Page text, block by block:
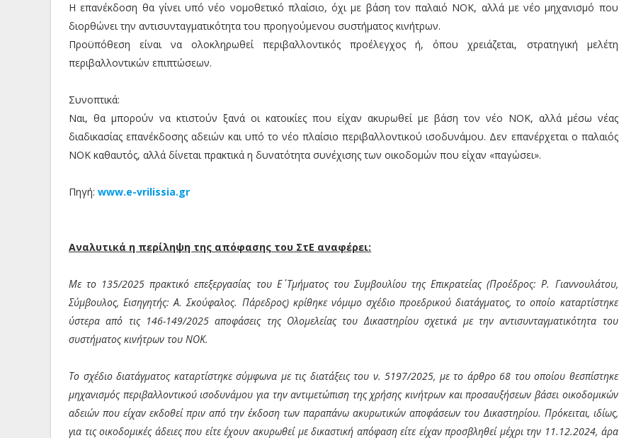
Η επανέκδοση θα γίνει υπό νέο νομοθετικό πλαίσιο, όχι με βάση τον παλαιό ΝΟΚ, αλλά με νέο μηχανισμό που
διορθώνει την αντισυνταγματικότητα του προηγούμενου συστήματος κινήτρων.
Προϋπόθεση είναι να ολοκληρωθεί περιβαλλοντικός προέλεγχος ή, όπου χρειάζεται, στρατηγική μελέτη
περιβαλλοντικών επιπτώσεων.
Συνοπτικά:
Ναι, θα μπορούν να κτιστούν ξανά οι κατοικίες που είχαν ακυρωθεί με βάση τον νέο ΝΟΚ, αλλά μέσω νέας
διαδικασίας επανέκδοσης αδειών και υπό το νέο πλαίσιο περιβαλλοντικού ισοδυνάμου. Δεν επανέρχεται ο παλαιός
ΝΟΚ καθαυτός, αλλά δίνεται πρακτικά η δυνατότητα συνέχισης των οικοδομών που είχαν «παγώσει».
Πηγή: www.e-vrilissia.gr
Αναλυτικά η περίληψη της απόφασης του ΣτΕ αναφέρει:
Με το 135/2025 πρακτικό επεξεργασίας του Ε΄ Τμήματος του Συμβουλίου της Επικρατείας (Προέδρος: Ρ. Γιαννουλάτου,
Σύμβουλος, Εισηγητής: Α. Σκούφαλος. Πάρεδρος) κρίθηκε νόμιμο σχέδιο προεδρικού διατάγματος, το οποίο καταρτίστηκε
ύστερα από τις 146-149/2025 αποφάσεις της Ολομελείας του Δικαστηρίου σχετικά με την αντισυνταγματικότητα του
συστήματος κινήτρων του ΝΟΚ.
Το σχέδιο διατάγματος καταρτίστηκε σύμφωνα με τις διατάξεις του ν. 5197/2025, με το άρθρο 68 του οποίου θεσπίστηκε
μηχανισμός περιβαλλοντικού ισοδυνάμου για την αντιμετώπιση της χρήσης κινήτρων και προσαυξήσεων βάσει οικοδομικών
αδειών που είχαν εκδοθεί πριν από την έκδοση των παραπάνω ακυρωτικών αποφάσεων του Δικαστηρίου. Πρόκειται, ιδίως,
για τις οικοδομικές άδειες που είτε έχουν ακυρωθεί με δικαστική απόφαση είτε είχαν προσβληθεί μέχρι την 11.12.2024, άρα